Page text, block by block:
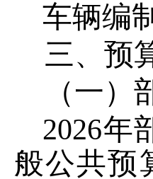
车辆编制
三、预
（一
2026年
般公共预